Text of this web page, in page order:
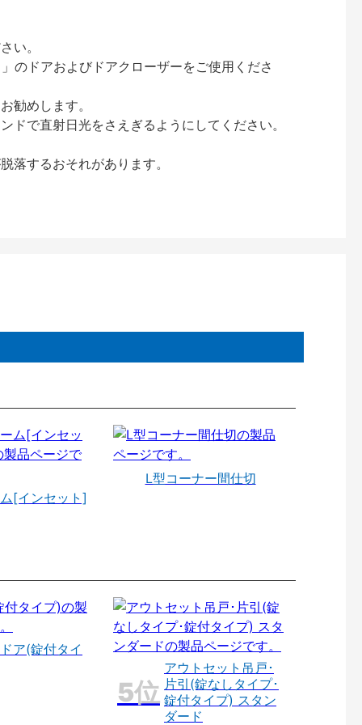
い。
のドアおよびドアクローザーをご使用くださ
勧めします。
で直射日光をさえぎるようにしてください。
するおそれがあります。
[インセット]
L型コーナー間仕切
ア(錠付タイ
アウトセット吊戸･
片引(錠なしタイプ･
錠付タイプ) スタン
ダード